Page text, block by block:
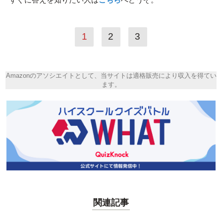
1 2 3
Amazonのアソシエイトとして、当サイトは適格販売により収入を得てい
ます。
関連記事